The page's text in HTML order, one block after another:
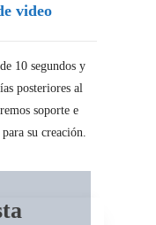
video
10 segundos y
posteriores al
soporte e
su creación.